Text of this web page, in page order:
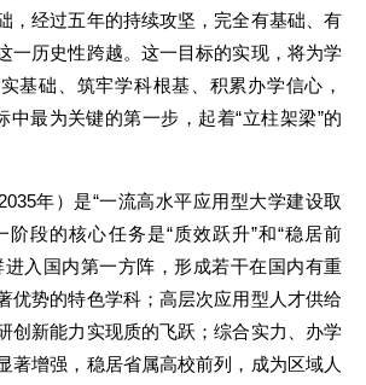
，经过五年的持续攻坚，完全有基础、有
一历史性跨越。这一目标的实现，将为学
基础、筑牢学科根基、积累办学信心，
中最为关键的第一步，起着“立柱架梁”的
年）是“一流高水平应用型大学建设取
阶段的核心任务是“质效跃升”和“稳居前
进入国内第一方阵，形成若干在国内有重
优势的特色学科；高层次应用型人才供给
创新能力实现质的飞跃；综合实力、办学
著增强，稳居省属高校前列，成为区域人